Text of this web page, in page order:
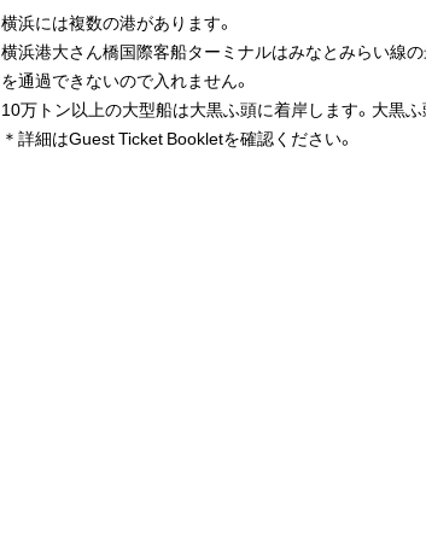
横浜には複数の港があります。
横浜港大さん橋国際客船ターミナルはみなとみらい線
を通過できないので入れません。
10万トン以上の大型船は大黒ふ頭に着岸します。大黒
＊詳細はGuest Ticket Bookletを確認ください。